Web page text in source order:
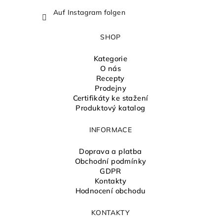
Auf Instagram folgen
SHOP
Kategorie
O nás
Recepty
Prodejny
Certifikáty ke stažení
Produktový katalog
INFORMACE
Doprava a platba
Obchodní podmínky
GDPR
Kontakty
Hodnocení obchodu
KONTAKTY